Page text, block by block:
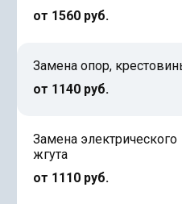
от 1560 руб.
Замена опор,
от 1140 руб.
Замена электрического
жгута
от 1110 руб.